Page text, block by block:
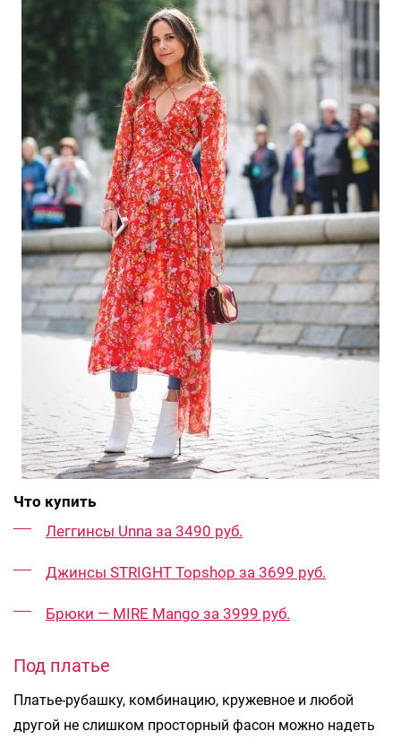
Что купить
Леггинсы Unna за 3490 руб.
Джинсы STRIGHT Topshop за 3699 руб.
Брюки — MIRE Mango за 3999 руб.
Под платье
Платье-рубашку, комбинацию, кружевное и любой
другой не слишком просторный фасон можно надеть